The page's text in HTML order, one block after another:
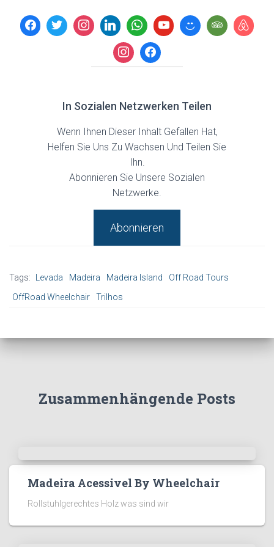
In Sozialen Netzwerken Teilen
Wenn Ihnen Dieser Inhalt Gefallen Hat,
Helfen Sie Uns Zu Wachsen Und Teilen Sie
Ihn.
Abonnieren Sie Unsere Sozialen
Netzwerke.
Abonnieren
Tags: Levada Madeira Madeira Island
Off Road Tours
OffRoad Wheelchair
Trilhos
Zusammenhängende Posts
Madeira Acessivel By Wheelchair
Rollstuhlgerechtes Holz was sind wir